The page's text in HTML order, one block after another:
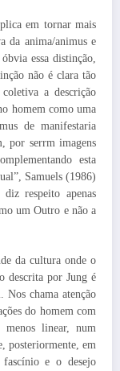
em tornar mais
da anima/animus e
essa distinção,
não é clara tão
coletiva a descrição
homem como uma
de manifestaria
por serrm imagens
esta
Samuels (1986)
diz respeito apenas
um Outro e não a
da cultura onde o
descrita por Jung é
Nos chama atenção
do homem com
linear, num
posteriormente, em
e o desejo